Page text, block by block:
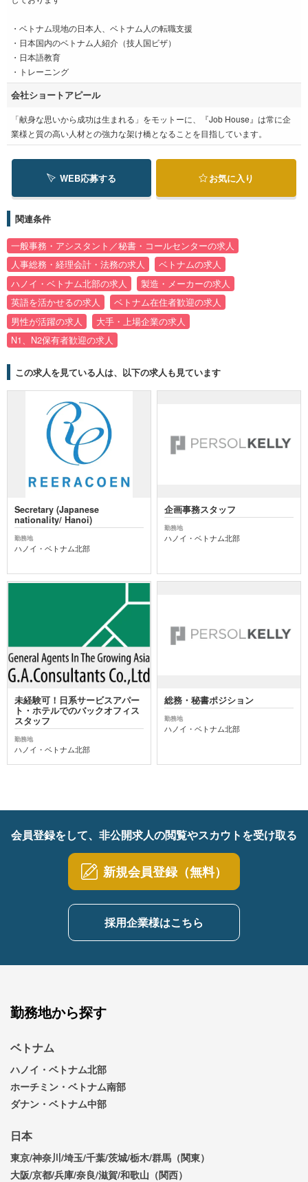
・ベトナム現地の日本人、ベトナム人の転職支援
・日本国内のベトナム人紹介（技人国ビザ）
・日本語教育
・トレーニング
会社ショートアピール
「献身な思いから成功は生まれる」をモットーに、『Job House』は常に企
業様と質の高い人材との強力な架け橋となることを目指しています。
WEB応募する お気に入り
関連条件
一般事務・アシスタント／秘書・コールセンターの求人
人事総務・経理会計・法務の求人
ベトナムの求人
ハノイ・ベトナム北部の求人
製造・メーカーの求人
英語を活かせるの求人
ベトナム在住者歓迎の求人
男性が活躍の求人
大手・上場企業の求人
N1、N2保有者歓迎の求人
この求人を見ている人は、以下の求人も見ています
Secretary (Japanese
nationality/ Hanoi)
勤務地
ハノイ・ベトナム北部
企画事務スタッフ
勤務地
ハノイ・ベトナム北部
未経験可！日系サービスアパー
ト・ホテルでのバックオフィス
スタッフ
勤務地
ハノイ・ベトナム北部
総務・秘書ポジション
勤務地
ハノイ・ベトナム北部
会員登録をして、非公開求人の閲覧やスカウトを受け取る
新規会員登録（無料）
採用企業様はこちら
勤務地から探す
ベトナム
ハノイ・ベトナム北部
ホーチミン・ベトナム南部
ダナン・ベトナム中部
日本
東京/神奈川/埼玉/千葉/茨城/栃木/群馬（関東）
大阪/京都/兵庫/奈良/滋賀/和歌山（関西）